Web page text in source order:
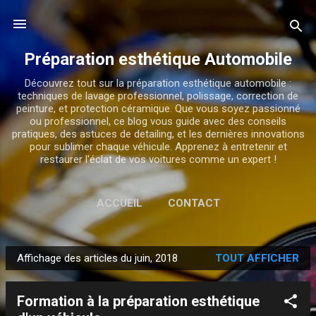
Préparation esthétique Automobile
Découvrez tout sur la préparation esthétique automobile :
techniques de lavage professionnel, polissage, correction de
peinture, et protection céramique. Que vous soyez passionné
ou professionnel, ce blog vous guide avec des conseils
pratiques, des astuces de detailing, et les dernières innovations
pour sublimer chaque véhicule. Apprenez à entretenir et
restaurer l'éclat de vos voitures comme un expert !
ACCUEIL CONTACT
A
r
Affichage des articles du juin, 2018 TOUT AFFICHER
Formation à la préparation esthétique